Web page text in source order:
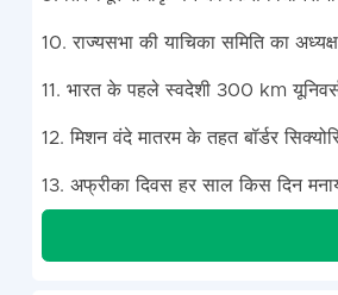
10. राज्यसभा की याचिका समिति का
11. भारत के पहले स्वदेशी 300 km
12. मिशन वंदे मातरम के तहत बॉर्डर
13. अफ्रीका दिवस हर साल किस दिन